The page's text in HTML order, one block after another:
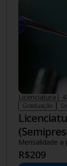
Licenciatura | 4
Graduação
Mensalidade a
R$209